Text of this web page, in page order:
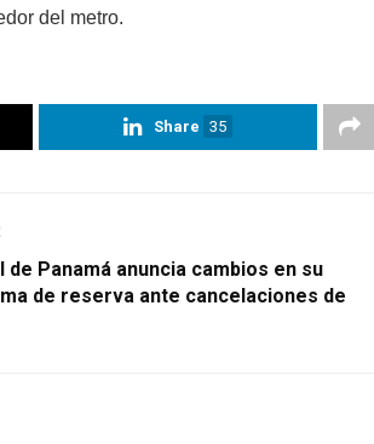
del metro.
Share 35
de Panamá anuncia cambios en su
de reserva ante cancelaciones de